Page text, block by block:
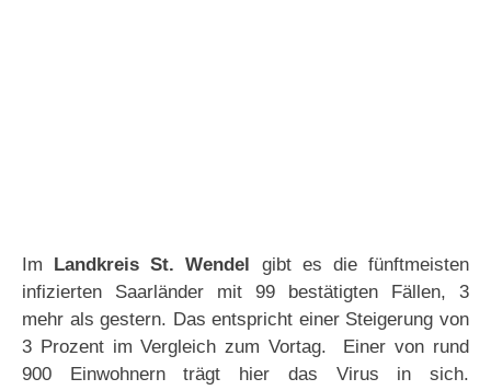
Im Landkreis St. Wendel gibt es die fünftmeisten
infizierten Saarländer mit 99 bestätigten Fällen, 3
mehr als gestern. Das entspricht einer Steigerung von
3 Prozent im Vergleich zum Vortag. Einer von rund
900 Einwohnern trägt hier das Virus in sich.